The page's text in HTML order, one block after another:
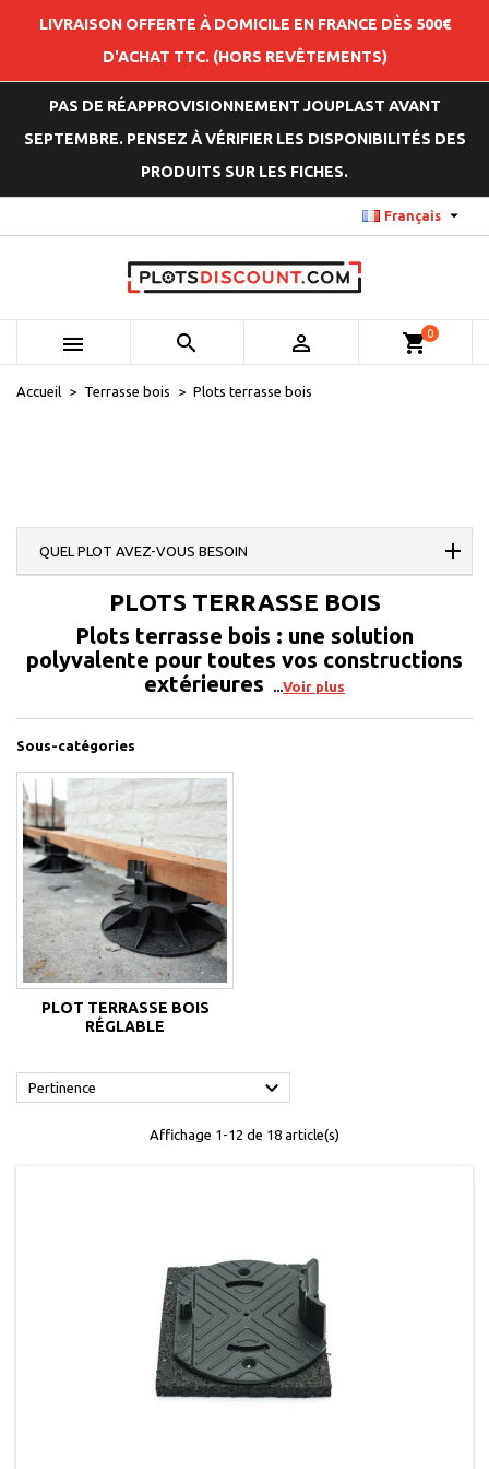
LIVRAISON OFFERTE À DOMICILE EN FRANCE DÈS 500€
D'ACHAT TTC. (HORS REVÊTEMENTS)
PAS DE RÉAPPROVISIONNEMENT JOUPLAST AVANT
SEPTEMBRE. PENSEZ À VÉRIFIER LES DISPONIBILITÉS DES
PRODUITS SUR LES FICHES.
Français 
   shopping_cart0
Accueil Terrasse bois Plots terrasse bois
QUEL PLOT AVEZ-VOUS BESOIN
PLOTS TERRASSE BOIS
Plots terrasse bois : une solution
polyvalente pour toutes vos constructions
extérieures
Voir plus
Sous-catégories
PLOT TERRASSE BOIS
RÉGLABLE
Pertinence 
Affichage 1-12 de 18 article(s)